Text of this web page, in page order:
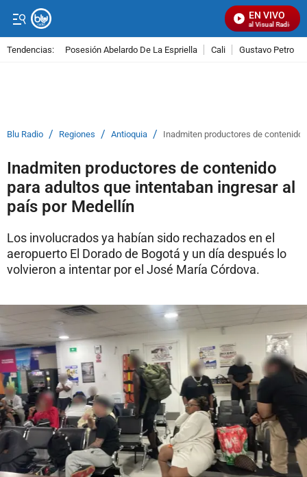
EN VIVO
Señal Visual Radio
Tendencias: Posesión Abelardo De La Espriella Cali Gustavo Petro
Blu Radio / Regiones / Antioquia / Inadmiten productores de contenido
Inadmiten productores de contenido
para adultos que intentaban ingresar al
país por Medellín
Los involucrados ya habían sido rechazados en el
aeropuerto El Dorado de Bogotá y un día después lo
volvieron a intentar por el José María Córdova.